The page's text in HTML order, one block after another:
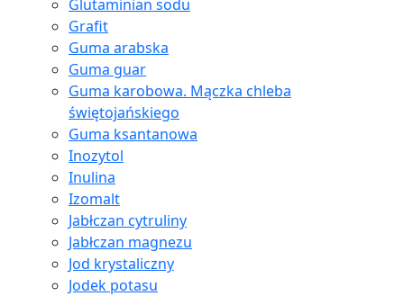
Glutaminian sodu
Grafit
Guma arabska
Guma guar
Guma karobowa. Mączka chleba
świętojańskiego
Guma ksantanowa
Inozytol
Inulina
Izomalt
Jabłczan cytruliny
Jabłczan magnezu
Jod krystaliczny
Jodek potasu